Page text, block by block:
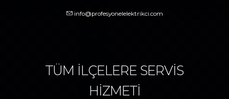
info@profesyonelelektrikci.com
TÜM İLÇELERE SERVİS
HİZMETİ